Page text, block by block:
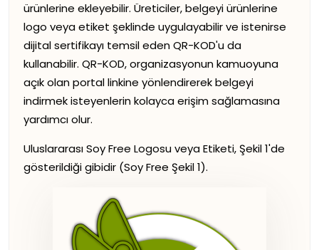
ürünlerine ekleyebilir. Üreticiler, belgeyi ürünlerine
logo veya etiket şeklinde uygulayabilir ve istenirse
dijital sertifikayı temsil eden QR-KOD'u da
kullanabilir. QR-KOD, organizasyonun kamuoyuna
açık olan portal linkine yönlendirerek belgeyi
indirmek isteyenlerin kolayca erişim sağlamasına
yardımcı olur.
Uluslararası Soy Free Logosu veya Etiketi, Şekil 1'de
gösterildiği gibidir (Soy Free Şekil 1).